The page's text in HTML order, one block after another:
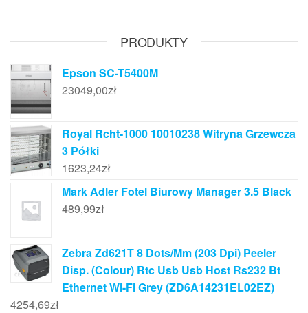
PRODUKTY
Epson SC-T5400M
23049,00zł
Royal Rcht-1000 10010238 Witryna Grzewcza
3 Półki
1623,24zł
Mark Adler Fotel Biurowy Manager 3.5 Black
489,99zł
Zebra Zd621T 8 Dots/Mm (203 Dpi) Peeler
Disp. (Colour) Rtc Usb Usb Host Rs232 Bt
Ethernet Wi-Fi Grey (ZD6A14231EL02EZ)
4254,69zł